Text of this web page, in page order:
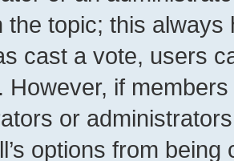
the topic; this
cast a vote, users
However, if
or
options from